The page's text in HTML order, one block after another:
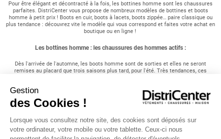
Gestion
des Cookies !
Lorsque vous consultez notre site, des cookies sont déposés sur
votre ordinateur, votre mobile ou votre tablette. Ceux-ci nous
Pour être élégant et décontracté à la fois, les bottines homme sont les chaussures
parfaites. DistriCenter vous propose de nombreux modèles de bottines et boots
homme à petit prix ! Boots en cuir, boots à lacets, boots zippée… paire classique ou
plus tendance : découvrez vite le modèle qui vous correspond et faites votre achat en
boutique ou en ligne !
Les bottines homme : les chaussures des hommes actifs :
Dès l'arrivée de l'automne, les boots homme sont de sorties et elles ne seront
remises au placard que trois saisons plus tard, pour l'été. Très tendances, ces
dans les étals de chaussures homme. Les bottines homme peuvent s'adapter à tous
les styles : plutôt sportswear ou casual (décontracté), optez pour un modèle type
baskets montantes ou sneakers dans les tons taupe, gris ou jaune avec parfois une
un pull-sweat et une doudoune tout simplement. Un brin plus casual, les bottines
homme esprit randonnée : très imposantes, montantes pour un bon maintien de la
cheville, ces chaussures sont très confortables et à la mode ! Un modèle de bottines